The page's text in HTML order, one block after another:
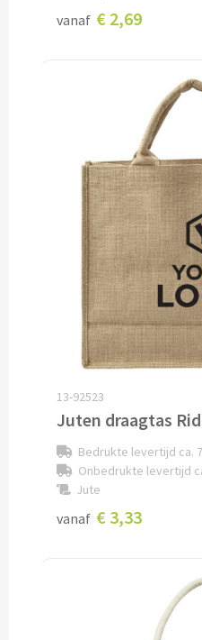
Saladeboxen bedrukken
Pepermunt bedrukken
Snoeppotten bedrukken
Snoepblikken bedrukken
Snoep bedrukken
Lollies bedrukken
Chocolade & Bonbons
Kauwgom bedrukken
Alle snoep artikelen
Koeken & Chips
Koekjes bedrukken
Chips & Nootjes bedrukken
Pepernoten & Strooigoed
vanaf € 2,69
13-92523
Juten draagtas
Bedrukte levertijd ca.
Onbedrukte levertijd
Jute
vanaf € 3,33